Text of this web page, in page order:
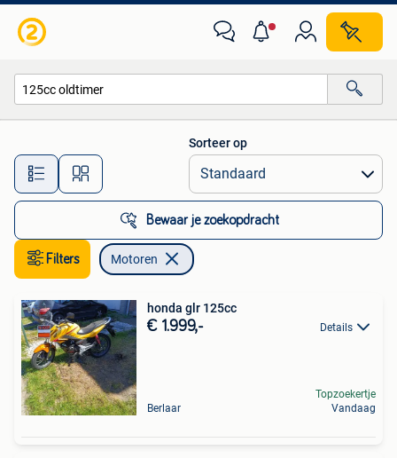
Alle afstanden…
Sorteer op
Bewaar je zoekopdracht
Filters Motoren
honda glr 125cc
€ 1.999,- Details
Berlaar
Topzoekertje
Vandaag